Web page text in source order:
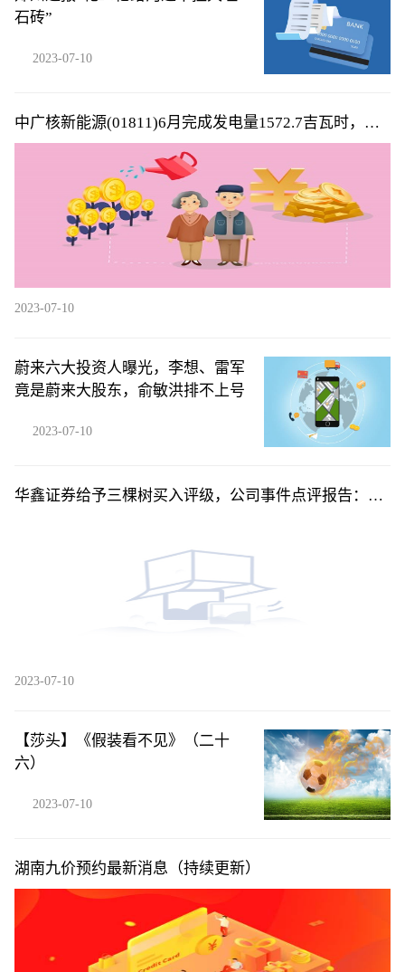
石砖”
2023-07-10
中广核新能源(01811)6月完成发电量1572.7吉瓦时，同
比减少6.6%
2023-07-10
蔚来六大投资人曝光，李想、雷军
竟是蔚来大股东，俞敏洪排不上号
2023-07-10
华鑫证券给予三棵树买入评级，公司事件点评报告：Q2
2023-07-10
【莎头】《假装看不见》（二十
六）
2023-07-10
湖南九价预约最新消息（持续更新）